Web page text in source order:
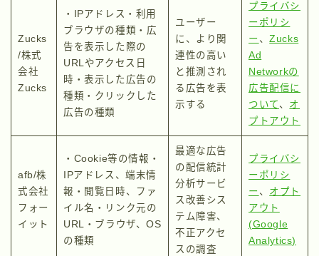
Zucks
/株式
会社
Zucks
・IPアドレス・利用
ブラウザの種類・広
告を表示した際の
URLやアクセス日
時・表示した広告の
種類・クリックした
広告の種類
ユーザー
に、より関
連性の高い
と推測され
る広告を表
示する
プライバシ
ーポリシ
ー 、Zucks
Ad
Networkの
広告配信に
ついて 、 オ
プトアウト
afb/株
式会社
フォー
イット
・Cookie等の情報・
IPアドレス、端末情
報・閲覧日時、ファ
イル名・リンク元の
URL・ブラウザ、OS
の種類
最適な広告
の配信統計
分析サービ
ス改善シス
テム障害、
不正アクセ
スの調査
プライバシ
ーポリシ
ー 、 オプト
アウト
(Google
Analytics)